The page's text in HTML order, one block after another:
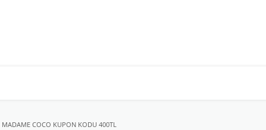
MADAME COCO KUPON KODU 400TL